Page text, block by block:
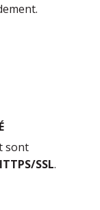
sont
SSL.